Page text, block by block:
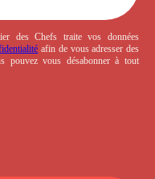
des Chefs traite vos données
afin de vous adresser des
pouvez vous désabonner à tout